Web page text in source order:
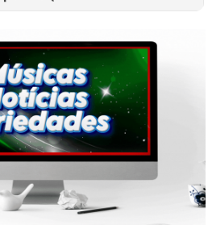
MANCHETE!